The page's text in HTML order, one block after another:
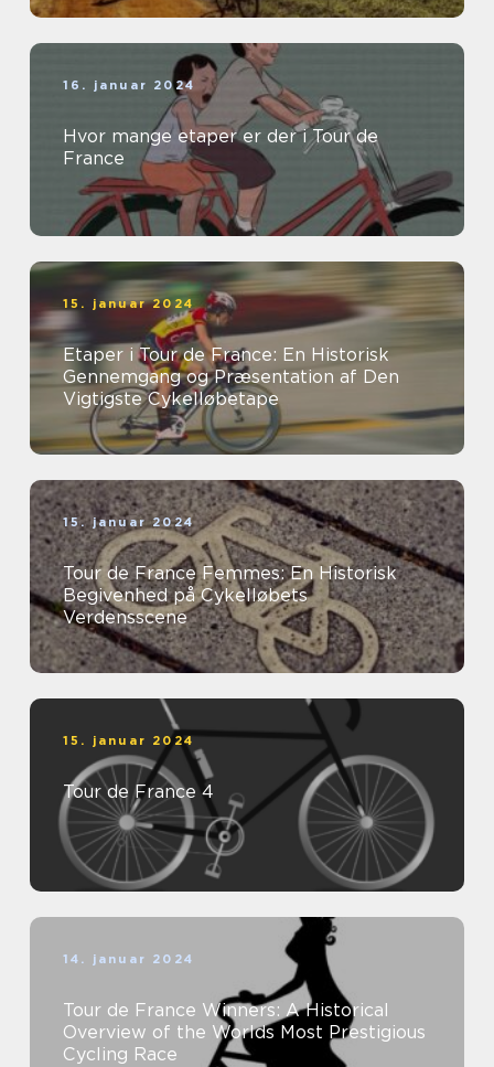
16. januar 2024
Hvor mange etaper er der i Tour de
France
15. januar 2024
Etaper i Tour de France: En Historisk
Gennemgang og Præsentation af Den
Vigtigste Cykelløbetape
15. januar 2024
Tour de France Femmes: En Historisk
Begivenhed på Cykelløbets
Verdensscene
15. januar 2024
Tour de France 4
14. januar 2024
Tour de France Winners: A Historical
Overview of the Worlds Most Prestigious
Cycling Race